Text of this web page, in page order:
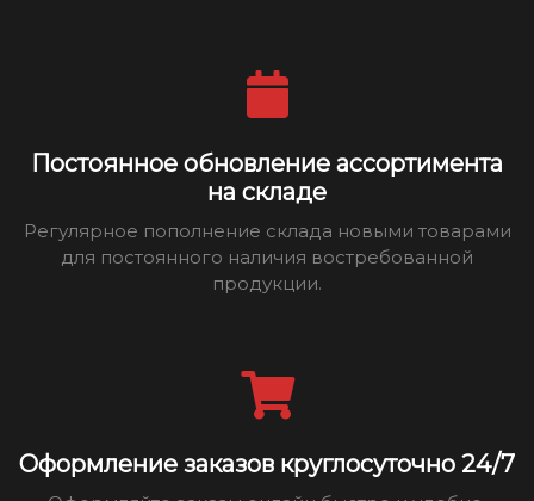
Постоянное обновление ассортимента
на складе
Регулярное пополнение склада новыми товарами
для постоянного наличия востребованной
продукции.
Оформление заказов круглосуточно 24/7